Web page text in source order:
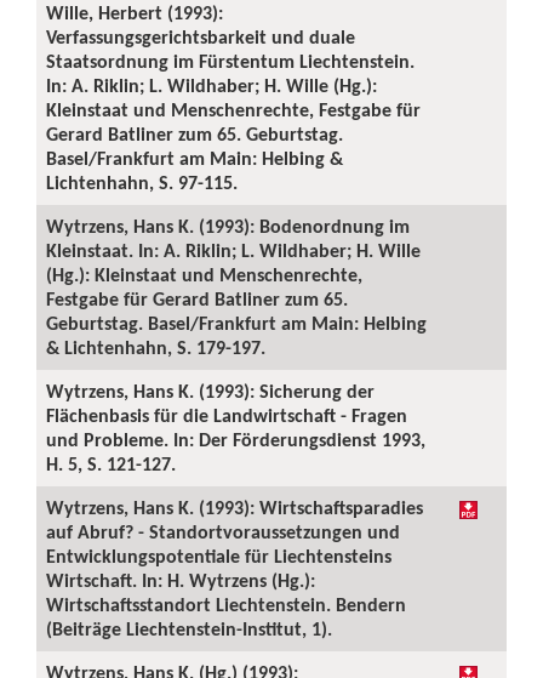
Wille, Herbert (1993):
Verfassungsgerichtsbarkeit und duale
Staatsordnung im Fürstentum Liechtenstein.
In: A. Riklin; L. Wildhaber; H. Wille (Hg.):
Kleinstaat und Menschenrechte, Festgabe für
Gerard Batliner zum 65. Geburtstag.
Basel/Frankfurt am Main: Helbing &
Lichtenhahn, S. 97-115.
Wytrzens, Hans K. (1993): Bodenordnung im
Kleinstaat. In: A. Riklin; L. Wildhaber; H. Wille
(Hg.): Kleinstaat und Menschenrechte,
Festgabe für Gerard Batliner zum 65.
Geburtstag. Basel/Frankfurt am Main: Helbing
& Lichtenhahn, S. 179-197.
Wytrzens, Hans K. (1993): Sicherung der
Flächenbasis für die Landwirtschaft - Fragen
und Probleme. In: Der Förderungsdienst 1993,
H. 5, S. 121-127.
Wytrzens, Hans K. (1993): Wirtschaftsparadies
auf Abruf? - Standortvoraussetzungen und
Entwicklungspotentiale für Liechtensteins
Wirtschaft. In: H. Wytrzens (Hg.):
Wirtschaftsstandort Liechtenstein. Bendern
(Beiträge Liechtenstein-Institut, 1).
Wytrzens, Hans K. (Hg.) (1993):